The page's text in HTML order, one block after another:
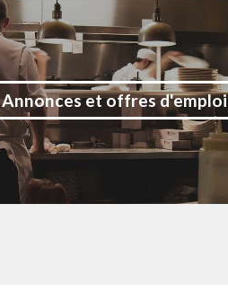
Annonces et offres d'emploi